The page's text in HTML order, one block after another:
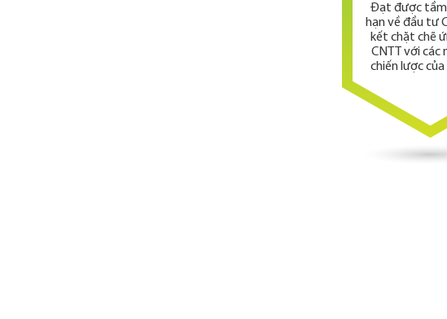
Đạt được tầm
hạn về đầu tư
kết chặt chẽ
CNTT với các
chiến lược